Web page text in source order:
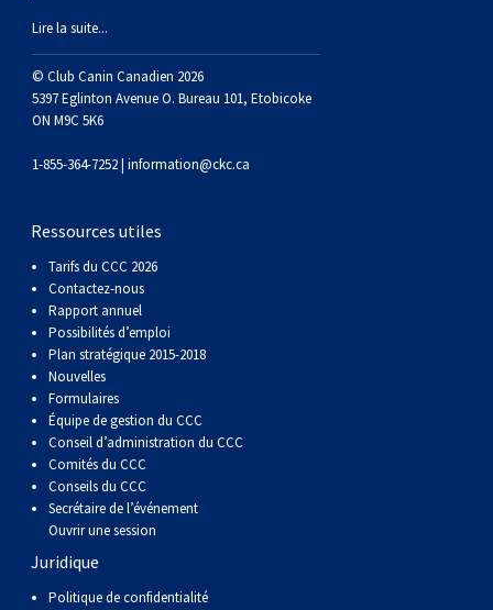
Lire la suite...
© Club Canin Canadien 2026
5397 Eglinton Avenue O. Bureau 101, Etobicoke
ON M9C 5K6
1-855-364-7252 | information@ckc.ca
Ressources utiles
Tarifs du CCC 2026
Contactez-nous
Rapport annuel
Possibilités d’emploi
Plan stratégique 2015-2018
Nouvelles
Formulaires
Équipe de gestion du CCC
Conseil d’administration du CCC
Comités du CCC
Conseils du CCC
Secrétaire de l’événement
Ouvrir une session
Juridique
Politique de confidentialité